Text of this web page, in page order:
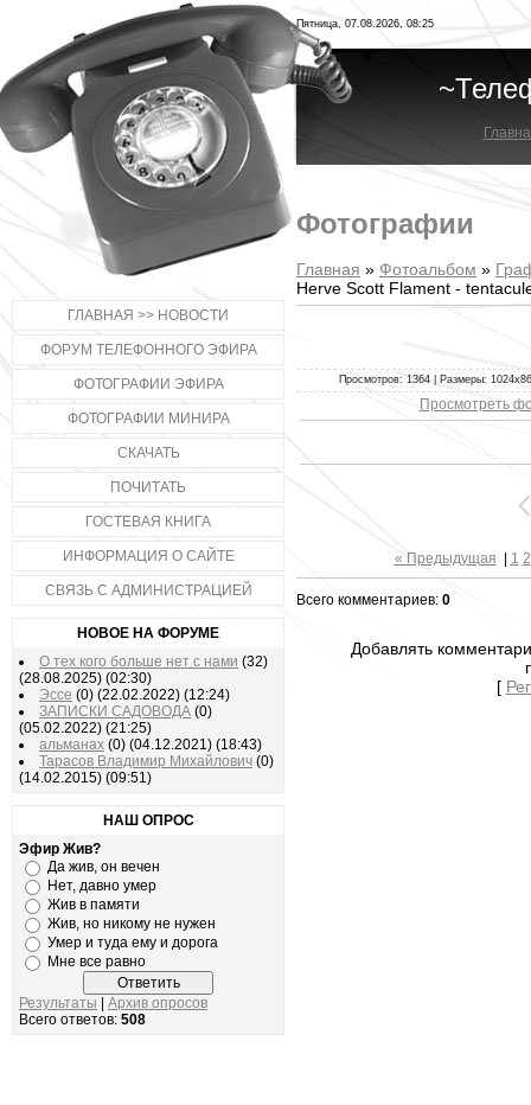
ГЛАВНАЯ >> НОВОСТИ
ФОРУМ ТЕЛЕФОННОГО ЭФИРА
ФОТОГРАФИИ ЭФИРА
ФОТОГРАФИИ МИНИРА
СКАЧАТЬ
ПОЧИТАТЬ
ГОСТЕВАЯ КНИГА
ИНФОРМАЦИЯ О САЙТЕ
СВЯЗЬ С АДМИНИСТРАЦИЕЙ
НОВОЕ НА ФОРУМЕ
О тех кого больше нет с нами (32)
(28.08.2025) (02:30)
Эссе (0) (22.02.2022) (12:24)
ЗАПИСКИ САДОВОДА (0)
(05.02.2022) (21:25)
альманах (0) (04.12.2021) (18:43)
Тарасов Владимир Михайлович (0)
(14.02.2015) (09:51)
НАШ ОПРОС
Эфир Жив?
Да жив, он вечен
Нет, давно умер
Жив в памяти
Жив, но никому не нужен
Умер и туда ему и дорога
Мне все равно
Результаты
Архив опросов
Всего ответов: 508
Пятница, 07.08.2026, 08:25
Фотографии
Главная » Фотоальбом »
Herve Scott Flament -
Просмотров: 1364 | Размеры:
Просмотреть
« Предыдущая 1 2
Всего комментариев: 0
Добавлять
[